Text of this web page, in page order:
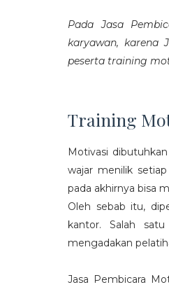
Pada Jasa
karyawan, karena
peserta training
Training
Motivasi
wajar menilik
pada akhirnya bisa
Oleh sebab itu,
kantor. Salah
mengadakan
Jasa Pembicara